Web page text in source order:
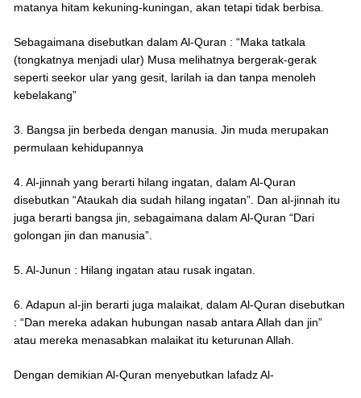
matanya hitam kekuning-kuningan, akan tetapi tidak berbisa.
Sebagaimana disebutkan dalam Al-Quran : “Maka tatkala
(tongkatnya menjadi ular) Musa melihatnya bergerak-gerak
seperti seekor ular yang gesit, larilah ia dan tanpa menoleh
kebelakang”
3. Bangsa jin berbeda dengan manusia. Jin muda merupakan
permulaan kehidupannya
4. Al-jinnah yang berarti hilang ingatan, dalam Al-Quran
disebutkan “Ataukah dia sudah hilang ingatan”. Dan al-jinnah itu
juga berarti bangsa jin, sebagaimana dalam Al-Quran “Dari
golongan jin dan manusia”.
5. Al-Junun : Hilang ingatan atau rusak ingatan.
6. Adapun al-jin berarti juga malaikat, dalam Al-Quran disebutkan
: “Dan mereka adakan hubungan nasab antara Allah dan jin”
atau mereka menasabkan malaikat itu keturunan Allah.
Dengan demikian Al-Quran menyebutkan lafadz Al-